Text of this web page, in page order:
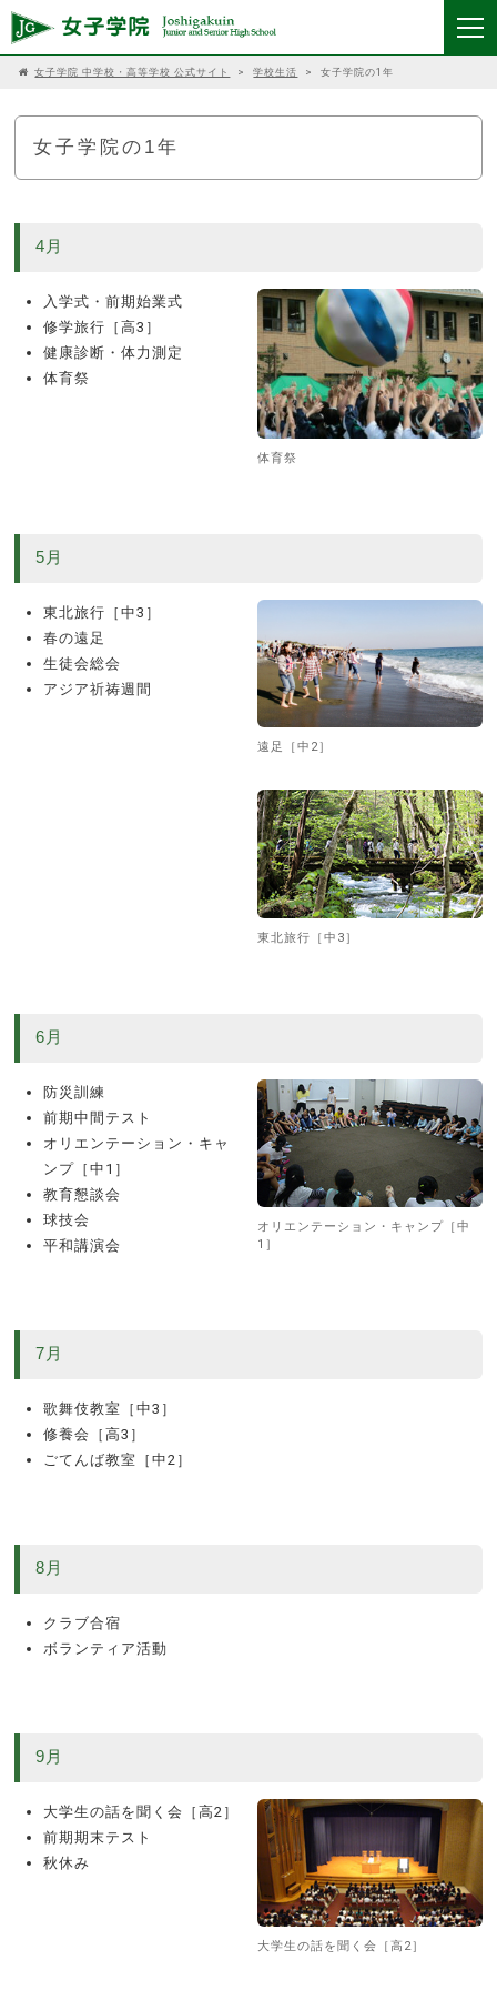
女子学院 中学校・高等学校 公式サイト > 学校生活 > 女子学院の1年
女子学院の1年
4月
体育祭
入学式・前期始業式
修学旅行［高3］
健康診断・体力測定
体育祭
5月
遠足［中2］
東北旅行［中3］
春の遠足
生徒会総会
アジア祈祷週間
東北旅行［中3］
6月
オリエンテーション・キャンプ［中
1］
防災訓練
前期中間テスト
オリエンテーション・キャ
ンプ［中1］
教育懇談会
球技会
平和講演会
7月
歌舞伎教室［中3］
修養会［高3］
ごてんば教室［中2］
8月
クラブ合宿
ボランティア活動
9月
大学生の話を聞く会［高2］
大学生の話を聞く会［高2］
前期期末テスト
秋休み